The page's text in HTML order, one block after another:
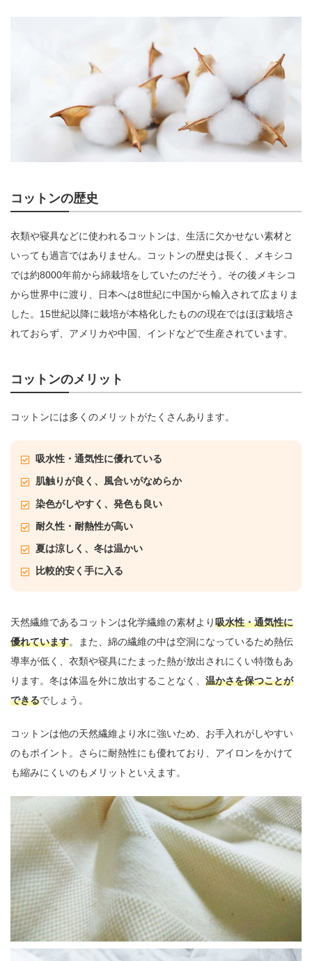
コットンの歴史
衣類や寝具などに使われるコットンは、生活に欠かせない素材と
いっても過言ではありません。コットンの歴史は長く、メキシコ
では約8000年前から綿栽培をしていたのだそう。その後メキシコ
から世界中に渡り、日本へは8世紀に中国から輸入されて広まりま
した。15世紀以降に栽培が本格化したものの現在ではほぼ栽培さ
れておらず、アメリカや中国、インドなどで生産されています。
コットンのメリット
コットンには多くのメリットがたくさんあります。
吸水性・通気性に優れている
肌触りが良く、風合いがなめらか
染色がしやすく、発色も良い
耐久性・耐熱性が高い
夏は涼しく、冬は温かい
比較的安く手に入る
天然繊維であるコットンは化学繊維の素材より吸水性・通気性に
優れています。また、綿の繊維の中は空洞になっているため熱伝
導率が低く、衣類や寝具にたまった熱が放出されにくい特徴もあ
ります。冬は体温を外に放出することなく、 温かさを保つことが
できるでしょう。
コットンは他の天然繊維より水に強いため、お手入れがしやすい
のもポイント。さらに耐熱性にも優れており、アイロンをかけて
も縮みにくいのもメリットといえます。